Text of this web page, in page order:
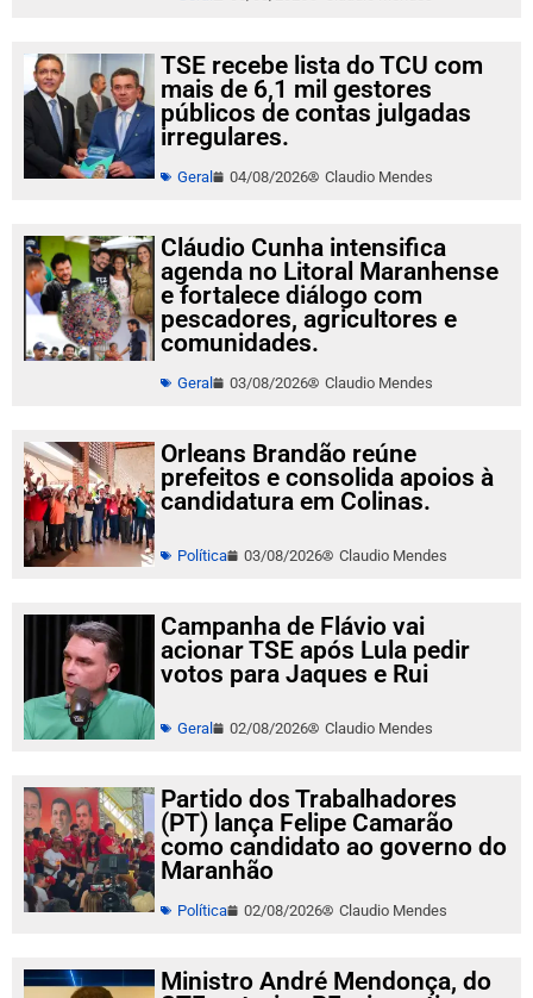
TSE recebe lista do TCU com
mais de 6,1 mil gestores
públicos de contas julgadas
irregulares.
Geral 04/08/2026 Claudio Mendes
Cláudio Cunha intensifica
agenda no Litoral Maranhense
e fortalece diálogo com
pescadores, agricultores e
comunidades.
Geral 03/08/2026 Claudio Mendes
Orleans Brandão reúne
prefeitos e consolida apoios à
candidatura em Colinas.
Política 03/08/2026 Claudio Mendes
Campanha de Flávio vai
acionar TSE após Lula pedir
votos para Jaques e Rui
Geral 02/08/2026 Claudio Mendes
Partido dos Trabalhadores
(PT) lança Felipe Camarão
como candidato ao governo do
Maranhão
Política 02/08/2026 Claudio Mendes
Ministro André Mendonça, do